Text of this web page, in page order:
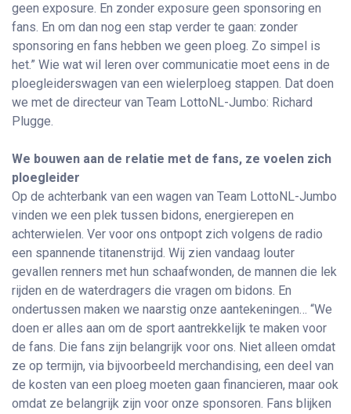
geen exposure. En zonder exposure geen sponsoring en
fans. En om dan nog een stap verder te gaan: zonder
sponsoring en fans hebben we geen ploeg. Zo simpel is
het.” Wie wat wil leren over communicatie moet eens in de
ploegleiderswagen van een wielerploeg stappen. Dat doen
we met de directeur van Team LottoNL-Jumbo: Richard
Plugge.
We bouwen aan de relatie met de fans, ze voelen zich
ploegleider
Op de achterbank van een wagen van Team LottoNL-Jumbo
vinden we een plek tussen bidons, energierepen en
achterwielen. Ver voor ons ontpopt zich volgens de radio
een spannende titanenstrijd. Wij zien vandaag louter
gevallen renners met hun schaafwonden, de mannen die lek
rijden en de waterdragers die vragen om bidons. En
ondertussen maken we naarstig onze aantekeningen… “We
doen er alles aan om de sport aantrekkelijk te maken voor
de fans. Die fans zijn belangrijk voor ons. Niet alleen omdat
ze op termijn, via bijvoorbeeld merchandising, een deel van
de kosten van een ploeg moeten gaan financieren, maar ook
omdat ze belangrijk zijn voor onze sponsoren. Fans blijken